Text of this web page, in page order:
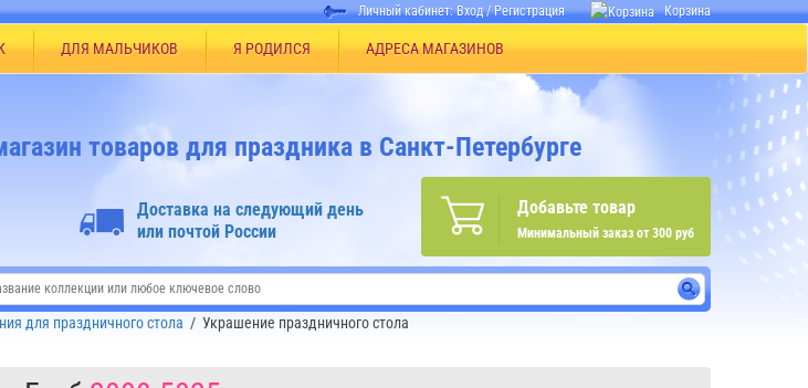
Личный кабинет:Вход/Регистрация Корзина
ДЛЯ МАЛЬЧИКОВ Я РОДИЛСЯ АДРЕСА МАГАЗИНОВ
товаров для праздника в Санкт-Петербурге
Добавьте товар
Минимальный заказ от 300 руб
Доставка на следующий день
или почтой России
для праздничного стола / Украшение праздничного стола